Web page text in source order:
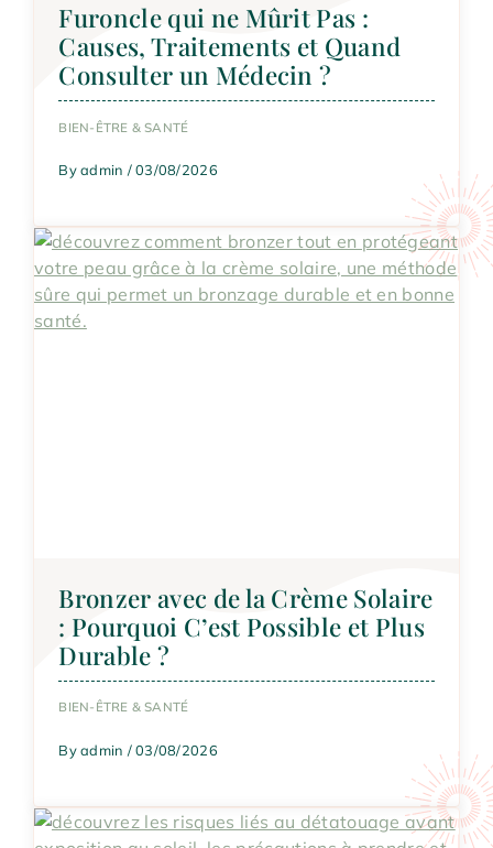
Furoncle qui ne Mûrit Pas :
Causes, Traitements et Quand
Consulter un Médecin ?
BIEN-ÊTRE & SANTÉ
By admin / 03/08/2026
Bronzer avec de la Crème Solaire
: Pourquoi C’est Possible et Plus
Durable ?
BIEN-ÊTRE & SANTÉ
By admin / 03/08/2026